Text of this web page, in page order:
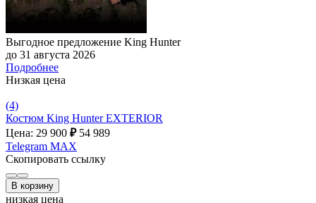
Выгодное предложение King Hunter
до 31 августа 2026
Подробнее
Низкая цена
(4)
Костюм King Hunter EXTERIOR
Цена: 29 900 ₽ 54 989
Telegram MAX
Скопировать ссылку
В корзину
низкая цена